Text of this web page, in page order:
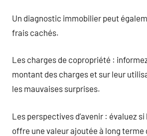
Un diagnostic immobilier peut
frais cachés.
Les charges de copropriété :
montant des charges et sur leur
les mauvaises surprises.
Les perspectives d’avenir : évaluez
offre une valeur ajoutée à long terme